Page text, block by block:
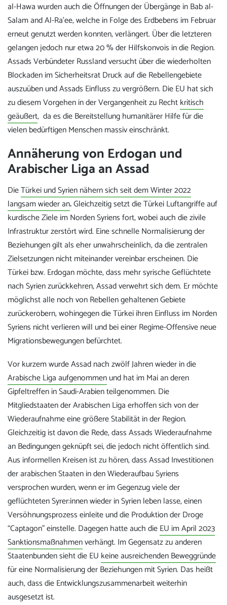
al-Hawa wurden auch die Öffnungen der Übergänge in Bab al-
Salam and Al-Ra’ee, welche in Folge des Erdbebens im Februar
erneut genutzt werden konnten, verlängert. Über die letzteren
gelangen jedoch nur etwa 20 % der Hilfskonvois in die Region.
Assads Verbündeter Russland versucht über die wiederholten
Blockaden im Sicherheitsrat Druck auf die Rebellengebiete
auszuüben und Assads Einfluss zu vergrößern. Die EU hat sich
zu diesem Vorgehen in der Vergangenheit zu Rechtkritisch
geäußert, da es die Bereitstellung humanitärer Hilfe für die
vielen bedürftigen Menschen massiv einschränkt.
Annäherung von Erdogan und
Arabischer Liga an Assad
DieTürkei und Syrien nähern sich seit dem Winter 2022
langsam wieder an.Gleichzeitig setzt die Türkei Luftangriffe auf
kurdische Ziele im Norden Syriens fort, wobei auch die zivile
Infrastruktur zerstört wird. Eine schnelle Normalisierung der
Beziehungen gilt als eher unwahrscheinlich, da die zentralen
Zielsetzungen nicht miteinander vereinbar erscheinen. Die
Türkei bzw. Erdogan möchte, dass mehr syrische Geflüchtete
nach Syrien zurückkehren, Assad verwehrt sich dem. Er möchte
möglichst alle noch von Rebellen gehaltenen Gebiete
zurückerobern, wohingegen die Türkei ihren Einfluss im Norden
Syriens nicht verlieren will und bei einer Regime-Offensive neue
Migrationsbewegungen befürchtet.
Vor kurzem wurde Assad nach zwölf Jahren wieder in die
Arabische Liga aufgenommenund hat im Mai an deren
Gipfeltreffen in Saudi-Arabien teilgenommen. Die
Mitgliedstaaten der Arabischen Liga erhoffen sich von der
Wiederaufnahme eine größere Stabilität in der Region.
Gleichzeitig ist davon die Rede, dass Assads Wiederaufnahme
an Bedingungen geknüpft sei, die jedoch nicht öffentlich sind.
Aus informellen Kreisen ist zu hören, dass Assad Investitionen
der arabischen Staaten in den Wiederaufbau Syriens
versprochen wurden, wenn er im Gegenzug viele der
geflüchteten Syrer:innen wieder in Syrien leben lasse, einen
Versöhnungsprozess einleite und die Produktion der Droge
“Captagon” einstelle. Dagegen hatte auch dieEU im April 2023
Sanktionsmaßnahmenverhängt. Im Gegensatz zu anderen
Staatenbunden sieht die EU keine ausreichenden Beweggründe
für eine Normalisierung der Beziehungen mit Syrien. Das heißt
auch, dass die Entwicklungszusammenarbeit weiterhin
ausgesetzt ist.